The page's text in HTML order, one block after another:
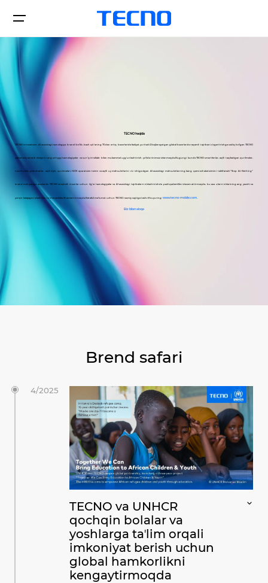
Smartfonlar
CAMON
Barcha modellar
Xarid qilish
Servis markazi
TECNO haqida
TECNO innovatsion, AI asosidagi texnologiya brendi bo'lib, besh qit'aning 70 dan ortiq bozorlarida faoliyat yuritadi.Rivojlanayotgan global bozorlarda raqamli tajribani o'zgartirishga sodiq bo'lgan TECNO
zamonaviy estetik dizaynni eng so'nggi texnologiyalar va sun'iy intellekt bilan mukammal uyg'unlashtirish yo'lida tinimsiz izlanmoqda.Bugungi kunda TECNO smartfonlar, aqlli taqiladigan qurilmalar,
noutbuklar, planshetlar, aqlli o'yin qurilmalari, HiOS operatsion tizimi va aqlli uy mahsulotlarini o'z ichiga olgan AI asosidagi mahsulotlarning keng qamrovli ekotizimini taklif etadi.“Stop At Nothing”
brend mohiyatiga asoslanib, TECNO istiqbolli insonlar uchun ilg'or texnologiyalar va AI asosidagi tajribalarni o'zlashtirishda peshqadamlikni davom ettirmoqda, bu esa ularni o'zlarining eng yaxshi va
yorqin kelajagini izlashdan to'xtamaslikka ilhomlantirmoqda.Batafsil ma'lumot uchun TECNO rasmiy saytiga tashrif buyuring:www.tecno-mobile.com.
Biz bilan aloqa
Brend safari
TECNO va UNHCR
qochqin bolalar va
yoshlarga taʼlim orqali
imkoniyat berish uchun
global hamkorlikni
kengaytirmoqda
4/2025